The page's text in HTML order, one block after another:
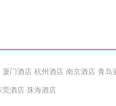
厦门酒店 杭州酒店 南京酒店 青岛
莞酒店 珠海酒店